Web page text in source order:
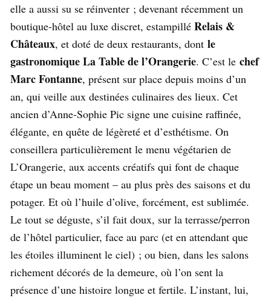
elle a aussi su se réinventer ; devenant récemment un
boutique-hôtel au luxe discret, estampillé Relais &
Châteaux, et doté de deux restaurants, dont le
gastronomique La Table de l’Orangerie. C’est le chef
Marc Fontanne, présent sur place depuis moins d’un
an, qui veille aux destinées culinaires des lieux. Cet
ancien d’Anne-Sophie Pic signe une cuisine raffinée,
élégante, en quête de légèreté et d’esthétisme. On
conseillera particulièrement le menu végétarien de
L’Orangerie, aux accents créatifs qui font de chaque
étape un beau moment – au plus près des saisons et du
potager. Et où l’huile d’olive, forcément, est sublimée.
Le tout se déguste, s’il fait doux, sur la terrasse/perron
de l’hôtel particulier, face au parc (et en attendant que
les étoiles illuminent le ciel) ; ou bien, dans les salons
richement décorés de la demeure, où l’on sent la
présence d’une histoire longue et fertile. L’instant, lui,